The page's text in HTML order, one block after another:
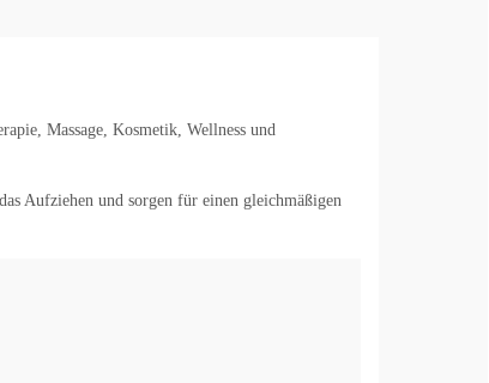
Massage, Kosmetik, Wellness und
Aufziehen und sorgen für einen gleichmäßigen